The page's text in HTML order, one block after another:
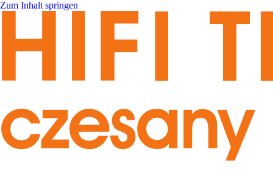
Zum Inhalt springen